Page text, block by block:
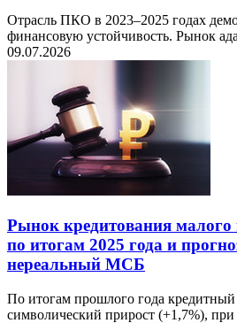
Отрасль ПКО в 2023–2025 годах
финансовую устойчивость. Рынок
09.07.2026
Рынок кредитования малого
по итогам 2025 года и
нереальный МСБ
По итогам прошлого года
символический прирост (+1,7%), при